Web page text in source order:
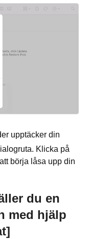
upptäcker din
Klicka på
börja låsa upp din
du en
med hjälp